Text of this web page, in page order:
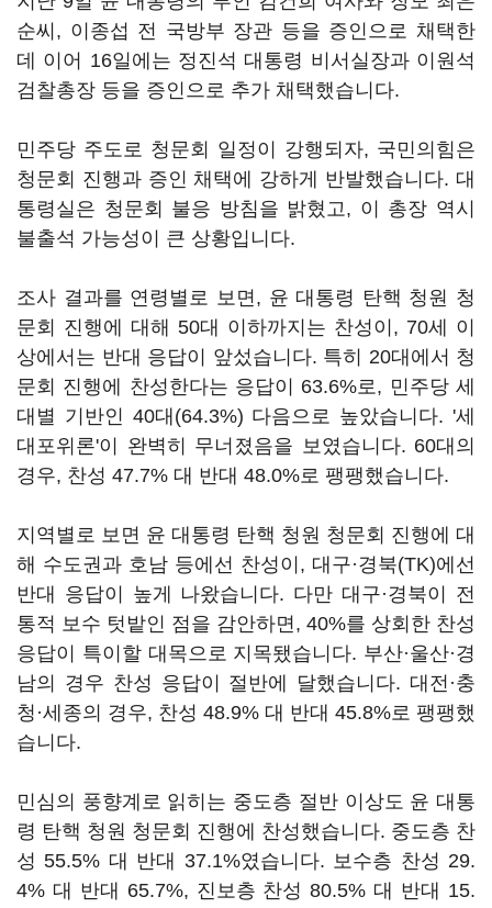
순씨, 이종섭 전 국방부 장관 등을 증인으로 채택한
데 이어 16일에는 정진석 대통령 비서실장과 이원석
검찰총장 등을 증인으로 추가 채택했습니다.
민주당 주도로 청문회 일정이 강행되자, 국민의힘은
청문회 진행과 증인 채택에 강하게 반발했습니다. 대
통령실은 청문회 불응 방침을 밝혔고, 이 총장 역시
불출석 가능성이 큰 상황입니다.
조사 결과를 연령별로 보면, 윤 대통령 탄핵 청원 청
문회 진행에 대해 50대 이하까지는 찬성이, 70세 이
상에서는 반대 응답이 앞섰습니다. 특히 20대에서 청
문회 진행에 찬성한다는 응답이 63.6%로, 민주당 세
대별 기반인 40대(64.3%) 다음으로 높았습니다. '세
대포위론'이 완벽히 무너졌음을 보였습니다. 60대의
경우, 찬성 47.7% 대 반대 48.0%로 팽팽했습니다.
지역별로 보면 윤 대통령 탄핵 청원 청문회 진행에 대
해 수도권과 호남 등에선 찬성이, 대구·경북(TK)에선
반대 응답이 높게 나왔습니다. 다만 대구·경북이 전
통적 보수 텃밭인 점을 감안하면, 40%를 상회한 찬성
응답이 특이할 대목으로 지목됐습니다. 부산·울산·경
남의 경우 찬성 응답이 절반에 달했습니다. 대전·충
청·세종의 경우, 찬성 48.9% 대 반대 45.8%로 팽팽했
습니다.
민심의 풍향계로 읽히는 중도층 절반 이상도 윤 대통
령 탄핵 청원 청문회 진행에 찬성했습니다. 중도층 찬
성 55.5% 대 반대 37.1%였습니다. 보수층 찬성 29.
4% 대 반대 65.7%, 진보층 찬성 80.5% 대 반대 15.